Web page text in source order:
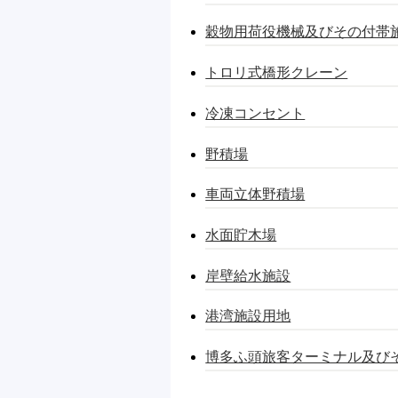
穀物用荷役機械及びその付帯
トロリ式橋形クレーン
冷凍コンセント
野積場
車両立体野積場
水面貯木場
岸壁給水施設
港湾施設用地
博多ふ頭旅客ターミナル及び